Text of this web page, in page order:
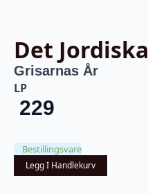
Det Jordiska
Grisarnas År
LP
229
Bestillingsvare
Legg I Handlekurv